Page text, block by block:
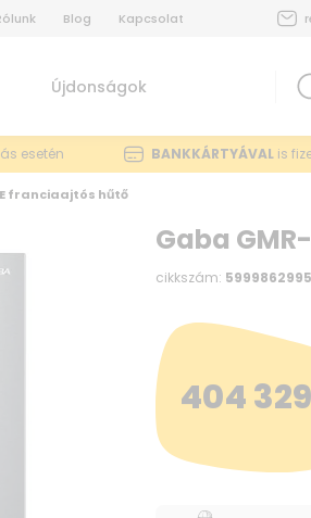
Blog Kapcsolat
Újdonságok
esetén BANKKÁRTYÁVAL is
franciaajtós hűtő
Gaba
cikkszám:
404 329